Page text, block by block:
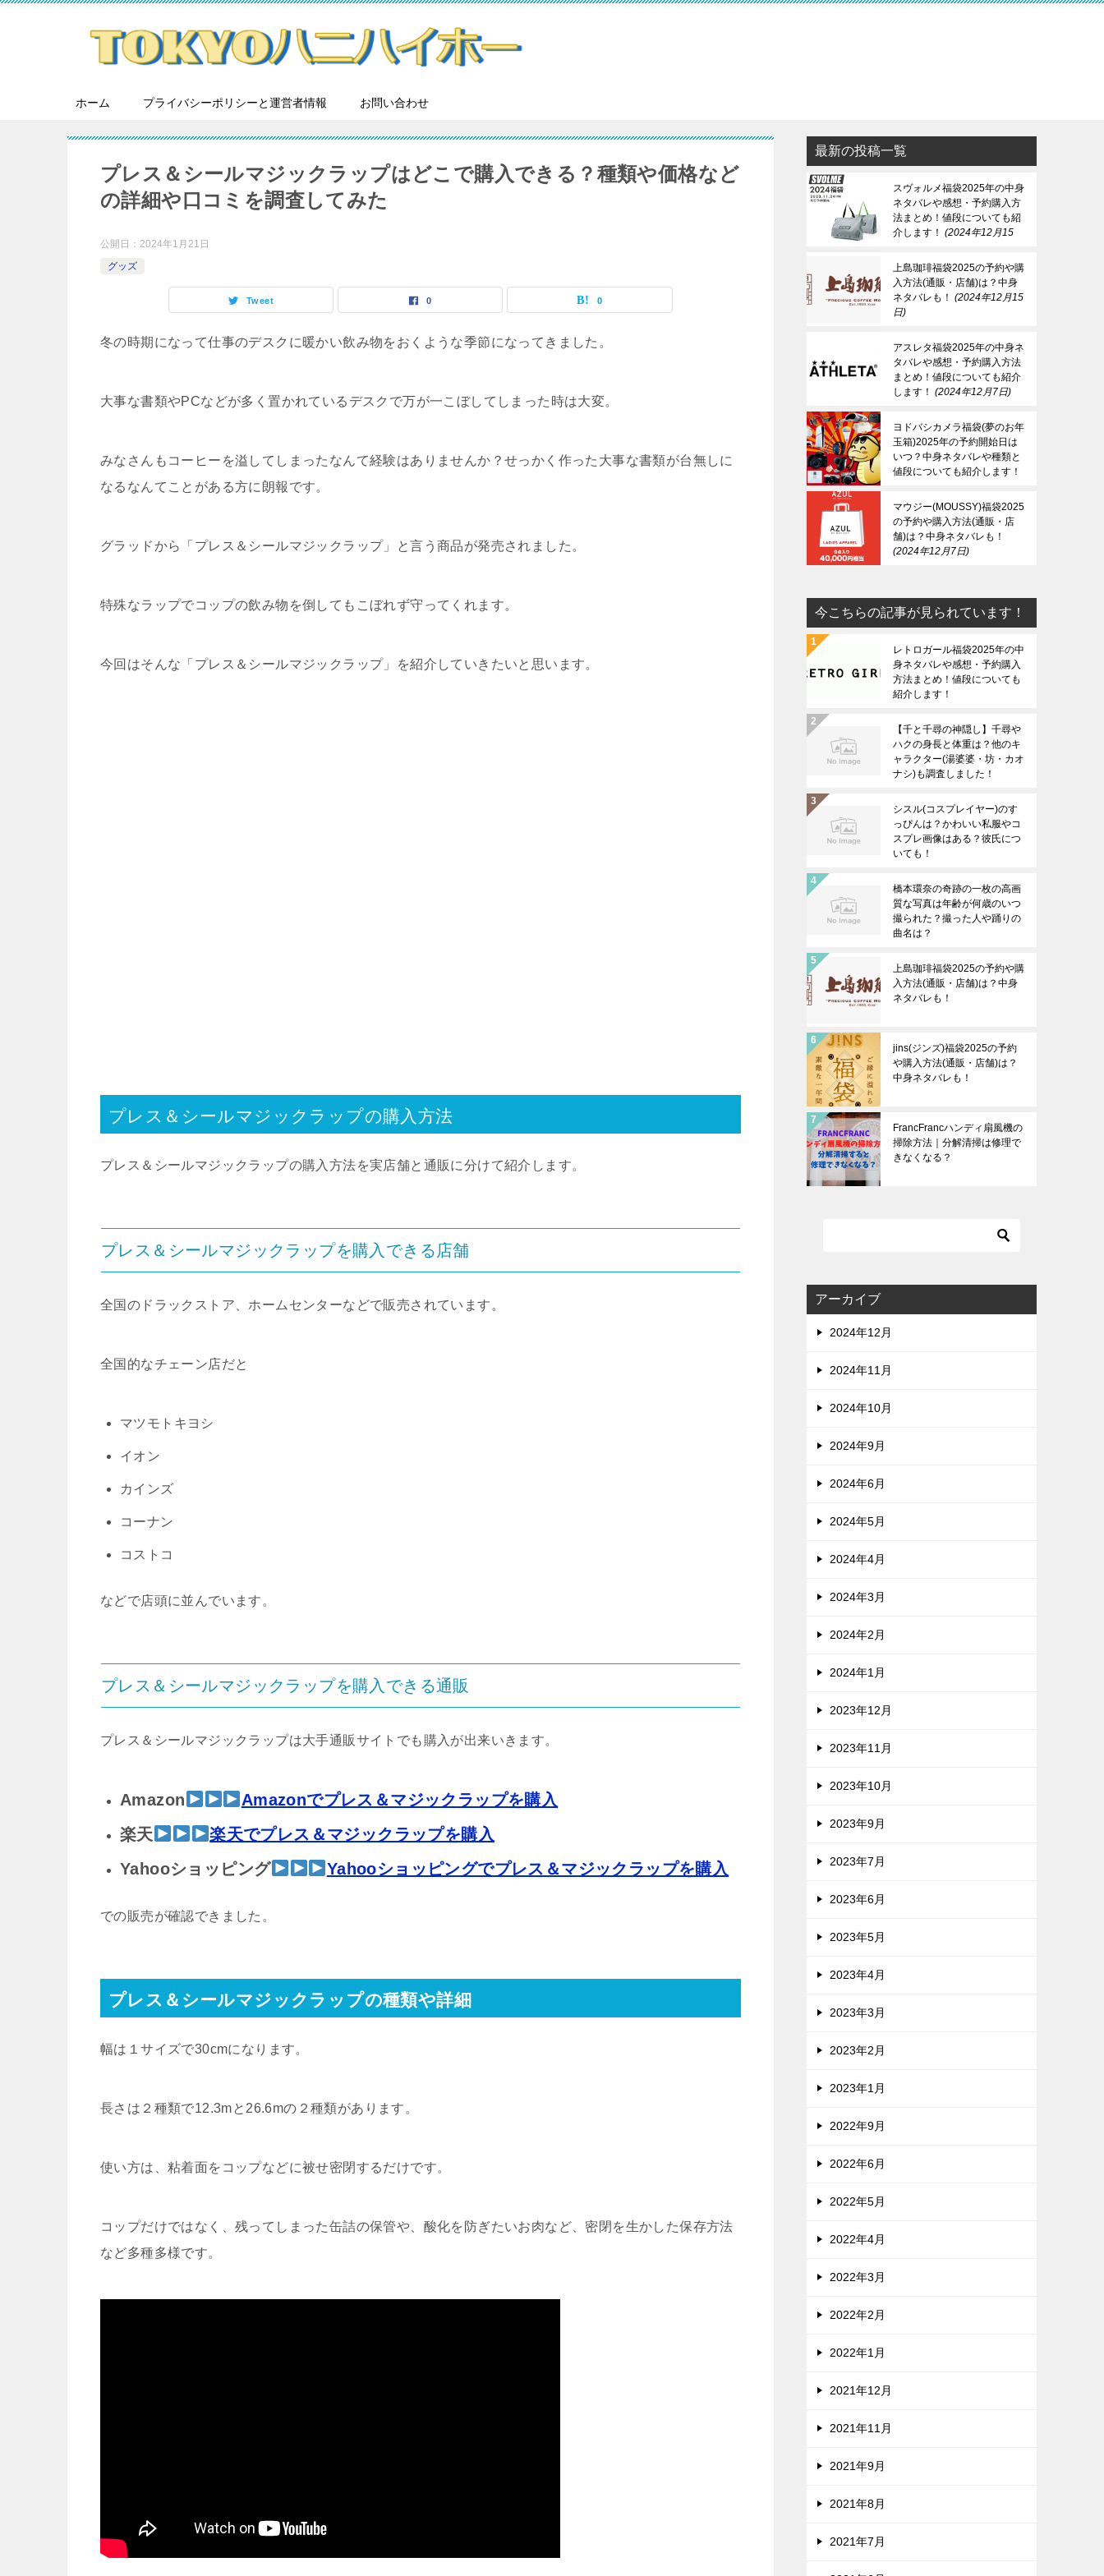
ホーム プライバシーポリシーと運営者情報 お問い合わせ
プレス＆シールマジックラップはどこで購入できる？種類や価格など
の詳細や口コミを調査してみた
公開日： 2024年1月21日
グッズ
Tweet 0 0
冬の時期になって仕事のデスクに暖かい飲み物をおくような季節になってきました。
大事な書類やPCなどが多く置かれているデスクで万が一こぼしてしまった時は大変。
みなさんもコーヒーを溢してしまったなんて経験はありませんか？せっかく作った大事な書類が台無しに
なるなんてことがある方に朗報です。
グラッドから「プレス＆シールマジックラップ」と言う商品が発売されました。
特殊なラップでコップの飲み物を倒してもこぼれず守ってくれます。
今回はそんな「プレス＆シールマジックラップ」を紹介していきたいと思います。
プレス＆シールマジックラップの購入方法
プレス＆シールマジックラップの購入方法を実店舗と通販に分けて紹介します。
プレス＆シールマジックラップを購入できる店舗
全国のドラックストア、ホームセンターなどで販売されています。
全国的なチェーン店だと
マツモトキヨシ
イオン
カインズ
コーナン
コストコ
などで店頭に並んでいます。
プレス＆シールマジックラップを購入できる通販
プレス＆シールマジックラップは大手通販サイトでも購入が出来いきます。
Amazon
Amazonでプレス＆マジックラップを購入
楽天
楽天でプレス＆マジックラップを購入
Yahooショッピング
Yahooショッピングでプレス＆マジックラップを購入
での販売が確認できました。
プレス＆シールマジックラップの種類や詳細
幅は１サイズで30cmになります。
長さは２種類で12.3mと26.6mの２種類があります。
使い方は、粘着面をコップなどに被せ密閉するだけです。
コップだけではなく、残ってしまった缶詰の保管や、酸化を防ぎたいお肉など、密閉を生かした保存方法
など多種多様です。
最新の投稿一覧
スヴォルメ福袋2025年の中身
ネタバレや感想・予約購入方
法まとめ！値段についても紹
介します！
2024年12月15
上島珈琲福袋2025の予約や購
入方法(通販・店舗)は？中身
ネタバレも！
2024年12月15
日
アスレタ福袋2025年の中身ネ
タバレや感想・予約購入方法
まとめ！値段についても紹介
します！
2024年12月7日
ヨドバシカメラ福袋(夢のお年
玉箱)2025年の予約開始日は
いつ？中身ネタバレや種類と
値段についても紹介します！
マウジー(MOUSSY)福袋2025
の予約や購入方法(通販・店
舗)は？中身ネタバレも！
2024年12月7日
今こちらの記事が見られています！
レトロガール福袋2025年の中
身ネタバレや感想・予約購入
方法まとめ！値段についても
紹介します！
【千と千尋の神隠し】千尋や
ハクの身長と体重は？他のキ
ャラクター(湯婆婆・坊・カオ
ナシ)も調査しました！
シスル(コスプレイヤー)のす
っぴんは？かわいい私服やコ
スプレ画像はある？彼氏につ
いても！
橋本環奈の奇跡の一枚の高画
質な写真は年齢が何歳のいつ
撮られた？撮った人や踊りの
曲名は？
上島珈琲福袋2025の予約や購
入方法(通販・店舗)は？中身
ネタバレも！
jins(ジンズ)福袋2025の予約
や購入方法(通販・店舗)は？
中身ネタバレも！
FrancFrancハンディ扇風機の
掃除方法｜分解清掃は修理で
きなくなる？
アーカイブ
2024年12月
2024年11月
2024年10月
2024年9月
2024年6月
2024年5月
2024年4月
2024年3月
2024年2月
2024年1月
2023年12月
2023年11月
2023年10月
2023年9月
2023年7月
2023年6月
2023年5月
2023年4月
2023年3月
2023年2月
2023年1月
2022年9月
2022年6月
2022年5月
2022年4月
2022年3月
2022年2月
2022年1月
2021年12月
2021年11月
2021年9月
2021年8月
2021年7月